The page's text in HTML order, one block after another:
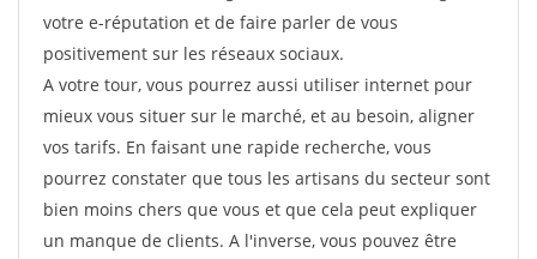
votre e-réputation et de faire parler de vous
positivement sur les réseaux sociaux.
A votre tour, vous pourrez aussi utiliser internet pour
mieux vous situer sur le marché, et au besoin, aligner
vos tarifs. En faisant une rapide recherche, vous
pourrez constater que tous les artisans du secteur sont
bien moins chers que vous et que cela peut expliquer
un manque de clients. A l'inverse, vous pouvez être